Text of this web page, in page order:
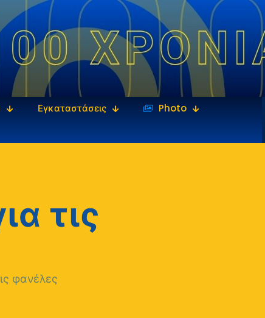
Εγκαταστάσεις
‎‏‏‎ ‎Photo
τις
φανέλες